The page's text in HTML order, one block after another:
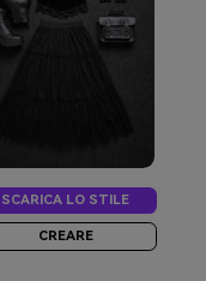
SCARICA LO STILE
CREARE